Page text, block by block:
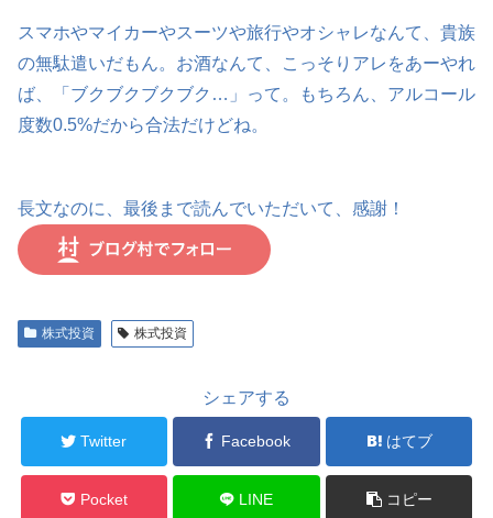
スマホやマイカーやスーツや旅行やオシャレなんて、貴族
の無駄遣いだもん。お酒なんて、こっそりアレをあーやれ
ば、「ブクブクブクブク…」って。もちろん、アルコール
度数0.5%だから合法だけどね。
長文なのに、最後まで読んでいただいて、感謝！
株式投資 株式投資
シェアする
Twitter Facebook はてブ
Pocket LINE コピー